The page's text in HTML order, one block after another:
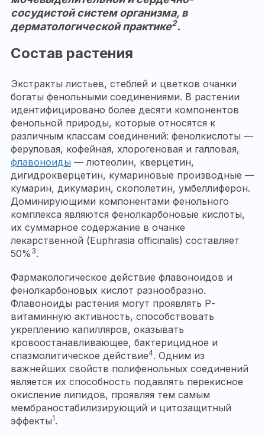
сосудистой систем организма, в
дерматологической практике2.
Состав растения
Экстракты листьев, стеблей и цветков очанки
богаты фенольными соединениями. В растении
идентифицировано более десяти компонентов
фенольной природы, которые относятся к
различным классам соединений: фенолкислоты —
феруловая, кофейная, хлорогеновая и галловая,
флавоноиды — лютеолин, кверцетин,
дигидрокверцетин, кумариновые производные —
кумарин, дикумарин, скополетин, умбеллиферон.
Доминирующими компонентами фенольного
комплекса являются фенолкарбоновые кислоты,
их суммарное содержание в очанке
лекарственной (Euphrasia officinalis) составляет
50% 3.
Фармакологическое действие флавоноидов и
фенолкарбоновых кислот разнообразно.
Флавоноиды растения могут проявлять Р-
витаминную активность, способствовать
укреплению капилляров, оказывать
кровоостанавливающее, бактерицидное и
спазмолитическое действие4. Одним из
важнейших свойств полифенольных соединений
является их способность подавлять перекисное
окисление липидов, проявляя тем самым
мембраностабилизирующий и цитозащитный
эффекты1.